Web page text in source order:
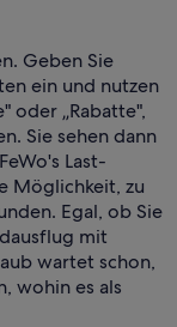
Geben Sie
ein und nutzen
oder „Rabatte",
Sie sehen dann
Last-
Möglichkeit, zu
Egal, ob Sie
mit
wartet schon,
wohin es als